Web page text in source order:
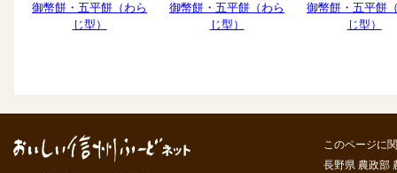
御幣餅・五平餅（わら
じ型）
御幣餅・五平餅（わら
じ型）
御幣餅・五平餅
じ型）
このページに
長野県 農政部